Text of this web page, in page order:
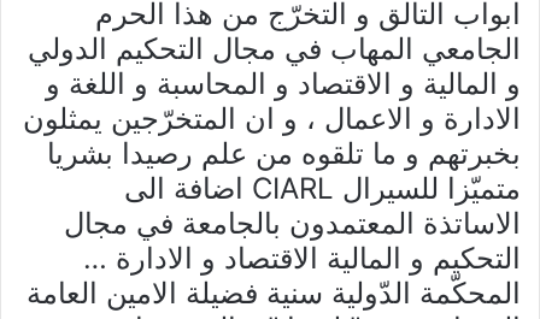
ابواب التالق و التخرّج من هذا الحرم
الجامعي المهاب في مجال التحكيم الدولي
و المالية و الاقتصاد و المحاسبة و اللغة و
الادارة و الاعمال ، و ان المتخرّجين يمثلون
بخبرتهم و ما تلقوه من علم رصيدا بشريا
متميّزا للسيرال CIARL اضافة الى
الاساتذة المعتمدون بالجامعة في مجال
التحكيم و المالية الاقتصاد و الادارة …
المحكّمة الدّولية سنية فضيلة الامين العامة